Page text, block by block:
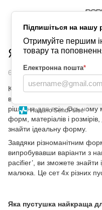
Підпишіться на нашу
Отримуйте першим
товару та
Електронна пошта*
Надано SendPulse
Блог Як правильно
Як правильно
6 грудня 2023
Коли справа доходить до
вашої дитини, не існує
рішення для всіх. Ось
форм, матеріалів і
знайти ідеальну форму.
Завдяки різноманітним
випробувавши варіанти з
pacifier’, ви зможете знайти
малюка. Це сет 4х різних
Яка пустушка найкраща